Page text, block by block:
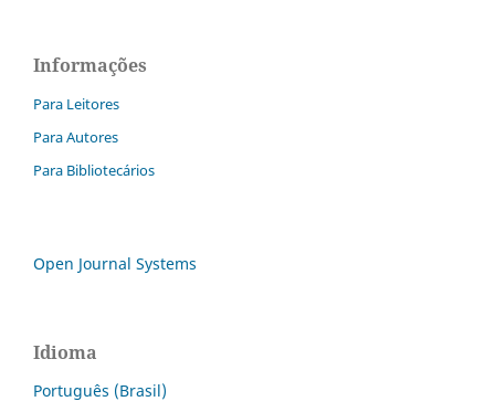
Informações
Para Leitores
Para Autores
Para Bibliotecários
Open Journal Systems
Idioma
Português (Brasil)